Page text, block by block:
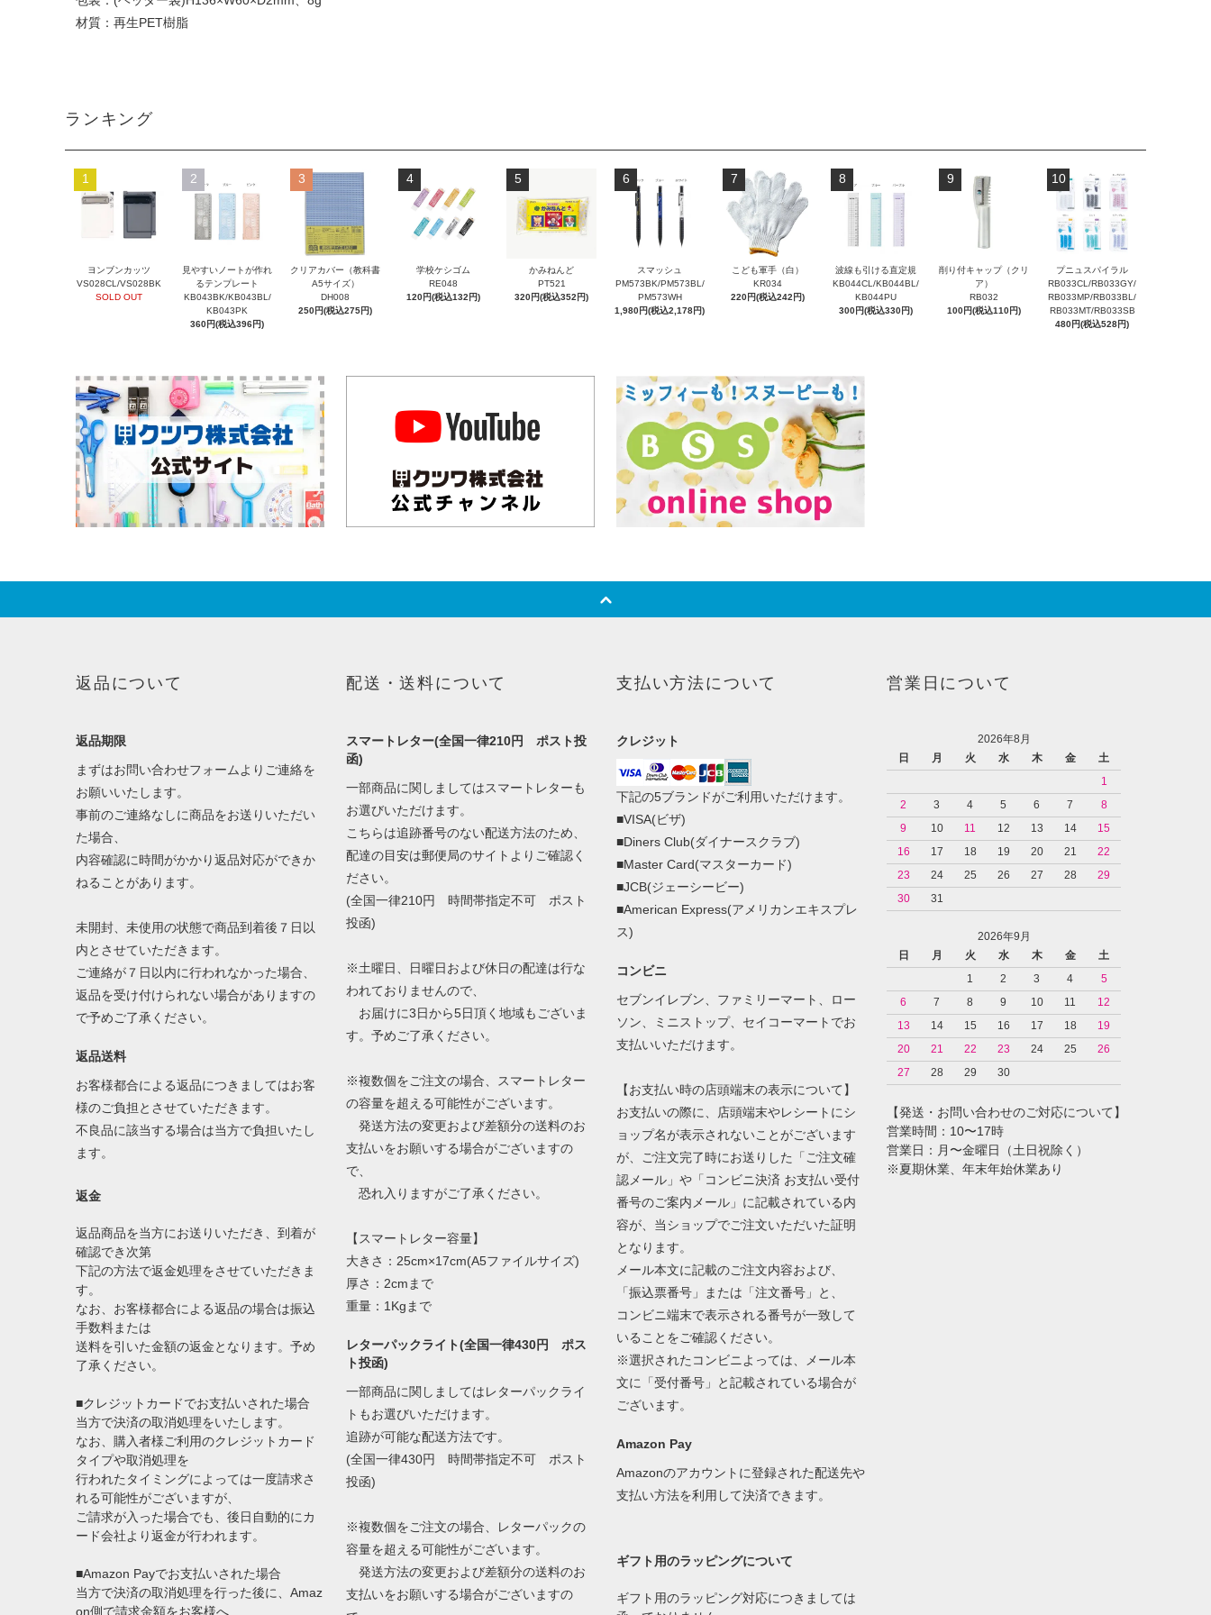
材質：再生PET樹脂
ランキング
1
ヨンブンカッツ
VS028CL/VS028BK
SOLD OUT
2
見やすいノートが作れ
るテンプレート
KB043BK/KB043BL/
KB043PK
360円(税込396円)
3
クリアカバー（教科書
A5サイズ）
DH008
250円(税込275円)
4
学校ケシゴム
RE048
120円(税込132円)
5
かみねんど
PT521
320円(税込352円)
6
スマッシュ
PM573BK/PM573BL/
PM573WH
1,980円(税込2,178円)
7
こども軍手（白）
KR034
220円(税込242円)
8
波線も引ける直定規
KB044CL/KB044BL/
KB044PU
300円(税込330円)
9
削り付キャップ（クリ
ア）
RB032
100円(税込110円)
10
プニュスパイラル
RB033CL/RB033GY/
RB033MP/RB033BL/
RB033MT/RB033SB
480円(税込528円)
返品について
返品期限
まずはお問い合わせフォームよりご連絡を
お願いいたします。
事前のご連絡なしに商品をお送りいただい
た場合、
内容確認に時間がかかり返品対応ができか
ねることがあります。
未開封、未使用の状態で商品到着後７日以
内とさせていただきます。
ご連絡が７日以内に行われなかった場合、
返品を受け付けられない場合がありますの
で予めご了承ください。
返品送料
お客様都合による返品につきましてはお客
様のご負担とさせていただきます。
不良品に該当する場合は当方で負担いたし
ます。
返金
返品商品を当方にお送りいただき、到着が
確認でき次第
下記の方法で返金処理をさせていただきま
す。
なお、お客様都合による返品の場合は振込
手数料または
送料を引いた金額の返金となります。予め
了承ください。
■クレジットカードでお支払いされた場合
当方で決済の取消処理をいたします。
なお、購入者様ご利用のクレジットカード
タイプや取消処理を
行われたタイミングによっては一度請求さ
れる可能性がございますが、
ご請求が入った場合でも、後日自動的にカ
ード会社より返金が行われます。
■Amazon Payでお支払いされた場合
当方で決済の取消処理を行った後に、Amaz
on側で請求金額をお客様へ
配送・送料について
スマートレター(全国一律210円 ポスト投
函)
一部商品に関しましてはスマートレターも
お選びいただけます。
こちらは追跡番号のない配送方法のため、
配達の目安は郵便局のサイトよりご確認く
ださい。
(全国一律210円 時間帯指定不可 ポスト
投函)
※土曜日、日曜日および休日の配達は行な
われておりませんので、
お届けに3日から5日頂く地域もございま
す。予めご了承ください。
※複数個をご注文の場合、スマートレター
の容量を超える可能性がございます。
発送方法の変更および差額分の送料のお
支払いをお願いする場合がございますの
で、
恐れ入りますがご了承ください。
【スマートレター容量】
大きさ：25cm×17cm(A5ファイルサイズ)
厚さ：2cmまで
重量：1Kgまで
レターパックライト(全国一律430円 ポス
ト投函)
一部商品に関しましてはレターパックライ
トもお選びいただけます。
追跡が可能な配送方法です。
(全国一律430円 時間帯指定不可 ポスト
投函)
※複数個をご注文の場合、レターパックの
容量を超える可能性がございます。
発送方法の変更および差額分の送料のお
支払いをお願いする場合がございますの
支払い方法について
クレジット
下記の5ブランドがご利用いただけます。
■VISA(ビザ)
■Diners Club(ダイナースクラブ)
■Master Card(マスターカード)
■JCB(ジェーシービー)
■American Express(アメリカンエキスプレ
ス)
コンビニ
セブンイレブン、ファミリーマート、ロー
ソン、ミニストップ、セイコーマートでお
支払いいただけます。
【お支払い時の店頭端末の表示について】
お支払いの際に、店頭端末やレシートにシ
ョップ名が表示されないことがございます
が、ご注文完了時にお送りした「ご注文確
認メール」や「コンビニ決済 お支払い受付
番号のご案内メール」に記載されている内
容が、当ショップでご注文いただいた証明
となります。
メール本文に記載のご注文内容および、
「振込票番号」または「注文番号」と、
コンビニ端末で表示される番号が一致して
いることをご確認ください。
※選択されたコンビニよっては、メール本
文に「受付番号」と記載されている場合が
ございます。
Amazon Pay
Amazonのアカウントに登録された配送先や
支払い方法を利用して決済できます。
ギフト用のラッピングについて
ギフト用のラッピング対応につきましては
営業日について
2026年8月
日
月 火 水 木 金
土
1
2
3 4 5 6 7
8
9
10 11 12 13 14
15
16
17 18 19 20 21
22
23
24 25 26 27 28
29
30
31
2026年9月
日
月 火 水 木 金
土
1
2 3 4
5
6
7 8 9 10 11
12
13
14 15 16 17 18
19
20
21 22 23 24 25
26
27
28 29 30
【発送・お問い合わせのご対応について】
営業時間：10〜17時
営業日：月〜金曜日（土日祝除く）
※夏期休業、年末年始休業あり